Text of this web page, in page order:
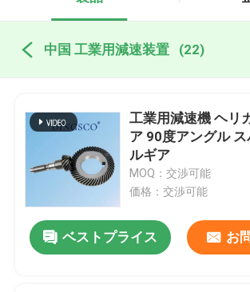
中国 工業用減速装置 (22)
工業用減速機 ヘリ
ア 90度アングル
ルギア
MOQ：交渉可能
価格：交渉可能
ベストプライス お